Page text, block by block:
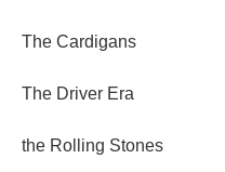
The Cardigans
The Driver Era
the Rolling Stones